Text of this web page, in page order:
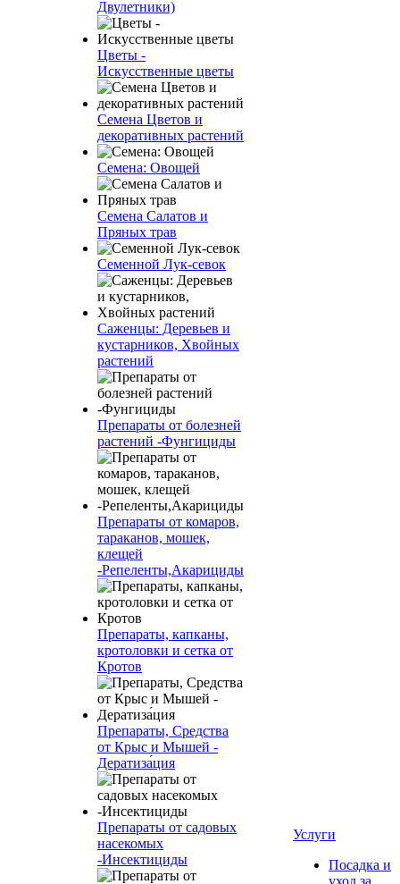
Двулетники)
Цветы -
Искусственные цветы
Семена Цветов и
декоративных растений
Семена: Овощей
Семена Салатов и
Пряных трав
Семенной Лук-севок
Саженцы: Деревьев и
кустарников, Хвойных
растений
Препараты от болезней
растений -Фунгициды
Препараты от комаров,
тараканов, мошек,
клещей
-Репеленты,Акарициды
Препараты, капканы,
кротоловки и сетка от
Кротов
Препараты, Средства
от Крыс и Мышей -
Дератиза́ция
Препараты от садовых
насекомых
-Инсектициды
Услуги
Посадка и
уход за